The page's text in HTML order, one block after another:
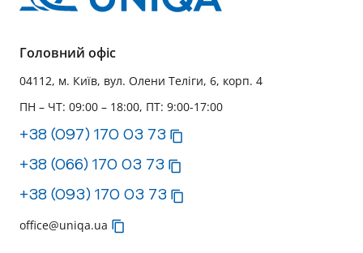
Головний офіс
04112, м. Київ, вул. Олени Теліги, 6, корп. 4
ПН – ЧТ: 09:00 – 18:00, ПТ: 9:00-17:00
+38 (097) 170 03 73
+38 (066) 170 03 73
+38 (093) 170 03 73
office@uniqa.ua